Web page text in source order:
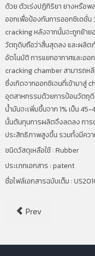
ด้วย ตัวเร่งปฏิกิริยา ยางหรือพ
ออกเพื่อป้องกันการออกซิเดชั่น
crackingหลังจากนั้นจะถูกย้าย
วัตถุดิบถือว่าสิ้นสุดลง และผลิต
อัตโนมัติ การแยกอากาศและออ
cracking chamberสามารถห
ซึ่งเกิดจากออกซิเจนที่เข้ามาสู่
อุตสาหกรรมด้วยการป้อนวัตถุ
น้ำมันจะเพิ่มขึ้นจาก1%เป็น45-
นั้นต้นทุนการผลิตจึงลดลง การ
ประสิทธิภาพสูงขึ้น รวมทั้งมีควา
ชนิดวัสดุเหลือใช้ : Rubber
ประเภทเอกสาร : patent
ชื่อไฟล์เอกสารฉบับเต็ม :
Prev